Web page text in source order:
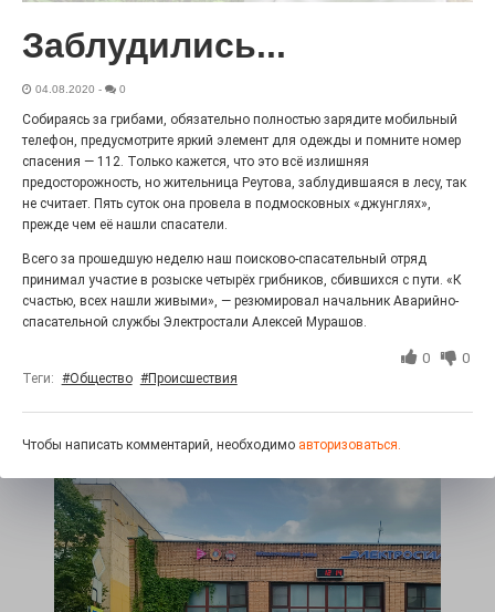
Радость в квадрате! На этой неделе электростальцев
дважды порадует проект «Районы-кварталы».
26.07.2026
«С ними дядька Черномор»
Заблудились...
04.08.2020 - 0
Собираясь за грибами, обязательно полностью зарядите мобильный
телефон, предусмотрите яркий элемент для одежды и помните номер
спасения — 112. Только кажется, что это всё излишняя
предосторожность, но жительница Реутова, заблудившаяся в лесу, так
не считает. Пять суток она провела в подмосковных «джунглях»,
прежде чем её нашли спасатели.
Всего за прошедшую неделю наш поисково-спасательный отряд
принимал участие в розыске четырёх грибников, сбившихся с пути. «К
счастью, всех нашли живыми», — резюмировал начальник Аварийно-
спасательной службы Электростали Алексей Мурашов.
0 0
Теги: #Общество #Происшествия
Чтобы написать комментарий, необходимо авторизоваться.